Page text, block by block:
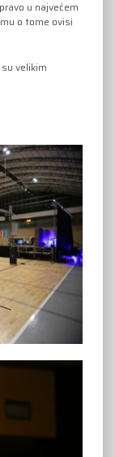
u najvećem
o tome ovisi
velikim